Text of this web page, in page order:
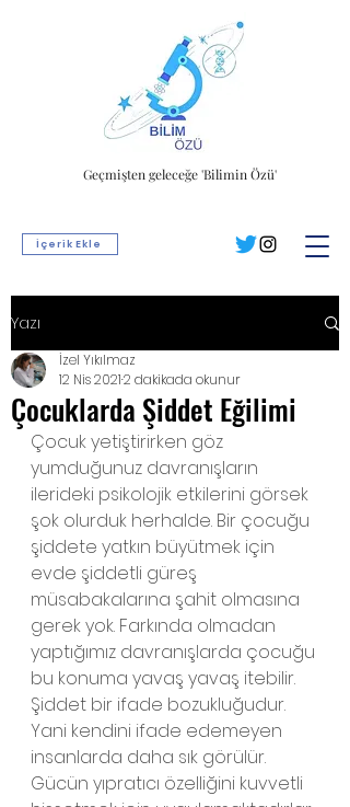
İçerik Ekle
Geçmişten geleceğe 'Bilimin Özü'
Yazı
Çocuklarda Şiddet Eğilimi
İzel Yıkılmaz
12 Nis 20212 dakikada okunur
Çocuk yetiştirirken göz
yumduğunuz davranışların
ilerideki psikolojik etkilerini görsek
şok olurduk herhalde. Bir çocuğu
şiddete yatkın büyütmek için
evde şiddetli güreş
müsabakalarına şahit olmasına
gerek yok. Farkında olmadan
yaptığımız davranışlarda çocuğu
bu konuma yavaş yavaş itebilir.
Şiddet bir ifade bozukluğudur.
Yani kendini ifade edemeyen
insanlarda daha sık görülür.
Gücün yıpratıcı özelliğini kuvvetli